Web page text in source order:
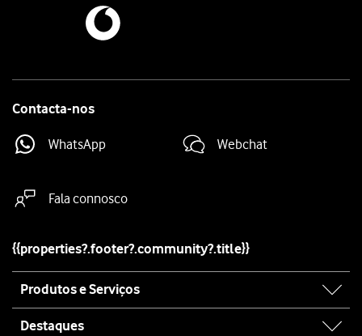
Contacta-nos
WhatsApp Webchat
Fala connosco
{{properties?.footer?.community?.title}}
map
Produtos e Serviços
Destaques